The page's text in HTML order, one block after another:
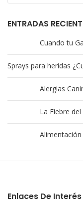
ENTRADAS
Cuando tu
Sprays para heridas
Alergias
La Fiebre
Alimentación
Enlaces De Interés